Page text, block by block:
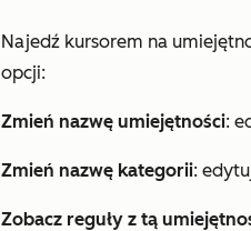
Najedź kursorem na
opcji:
Zmień nazwę umiejętności:
Zmień nazwę kategorii:
Zobacz reguły z tą